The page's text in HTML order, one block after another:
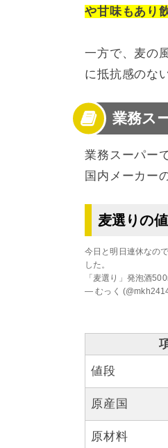
や甘味もあり
一方で、麦の
に抵抗感のな
業務ス
業務スーパー
国内メーカー
麦選りの
今日と明日連休なの
した。
「麦選り」発泡酒
— むっく
値段
原産国
原材料